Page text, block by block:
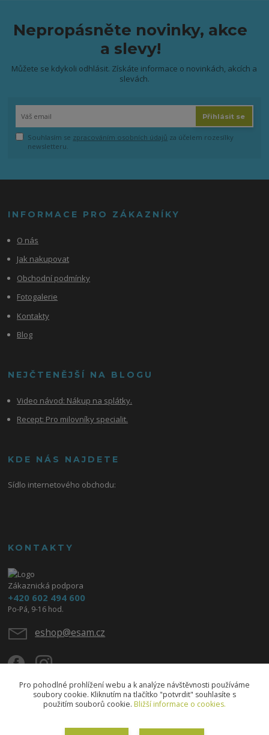
Nepropásněte novinky, akce
a slevy!
Můžete se kdykoli odhlásit. Získáte informace o novinkách, akcích a
slevách.
Přihlásit se
Souhlasím se zpracováním osobních údajů za účelem rozesílky
newsletteru.
INFORMACE PRO ZÁKAZNÍKY
O nás
Jak nakupovat
Obchodní podmínky
Fotogalerie
Kontakty
Blog
NEJČTENĚJŠÍ NA BLOGU
Video návod: Nákup na splátky.
Recept: Pro milovníky specialit.
KDE NÁS NAJDETE
Sídlo internetového obchodu:
KONTAKTY
Zákaznická podpora
+420 602 494 600
Po-Pá, 9-16 hod.
eshop@esam.cz
Pro pohodlné prohlížení webu a k analýze návštěvnosti používáme
soubory cookie. Kliknutím na tlačítko "potvrdit" souhlasíte s
použitím souborů cookie. Bližší informace o cookies.